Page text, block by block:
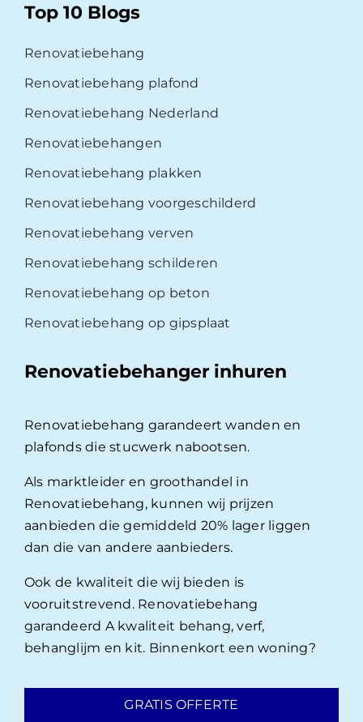
Top 10 Blogs
Renovatiebehang
Renovatiebehang plafond
Renovatiebehang Nederland
Renovatiebehangen
Renovatiebehang plakken
Renovatiebehang voorgeschilderd
Renovatiebehang verven
Renovatiebehang schilderen
Renovatiebehang op beton
Renovatiebehang op gipsplaat
Renovatiebehanger inhuren
Renovatiebehang garandeert wanden en
plafonds die stucwerk nabootsen.
Als marktleider en groothandel in
Renovatiebehang, kunnen wij prijzen
aanbieden die gemiddeld 20% lager liggen
dan die van andere aanbieders.
Ook de kwaliteit die wij bieden is
vooruitstrevend. Renovatiebehang
garandeerd A kwaliteit behang, verf,
behanglijm en kit. Binnenkort een woning?
GRATIS OFFERTE